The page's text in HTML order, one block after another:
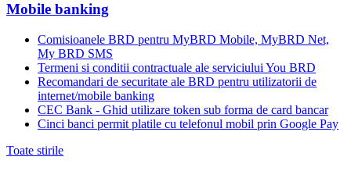
Mobile banking
Comisioanele BRD pentru MyBRD Mobile, MyBRD Net,
My BRD SMS
Termeni si conditii contractuale ale serviciului You BRD
Recomandari de securitate ale BRD pentru utilizatorii de
internet/mobile banking
CEC Bank - Ghid utilizare token sub forma de card bancar
Cinci banci permit platile cu telefonul mobil prin Google Pay
Toate stirile